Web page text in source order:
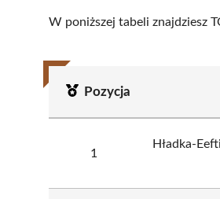
W poniższej tabeli znajdziesz
Pozycja
1
Hładka-